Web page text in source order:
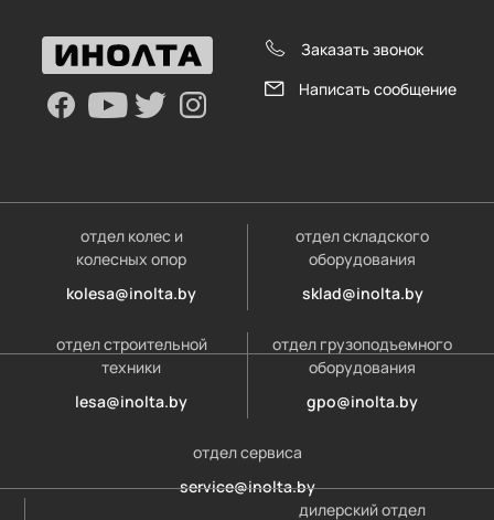
Заказать звонок
Написать сообщение
отдел колес и
колесных опор
kolesa@inolta.by
отдел складского
оборудования
sklad@inolta.by
отдел строительной
техники
lesa@inolta.by
отдел грузоподъемного
оборудования
gpo@inolta.by
отдел сервиса
service@inolta.by
дилерский отдел